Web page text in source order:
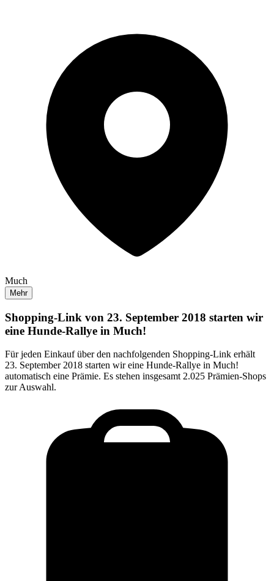
Much
Mehr
Shopping-Link von 23. September 2018 starten wir
eine Hunde-Rallye in Much!
Für jeden Einkauf über den nachfolgenden Shopping-Link erhält
23. September 2018 starten wir eine Hunde-Rallye in Much!
automatisch eine Prämie. Es stehen insgesamt 2.025 Prämien-Shops
zur Auswahl.